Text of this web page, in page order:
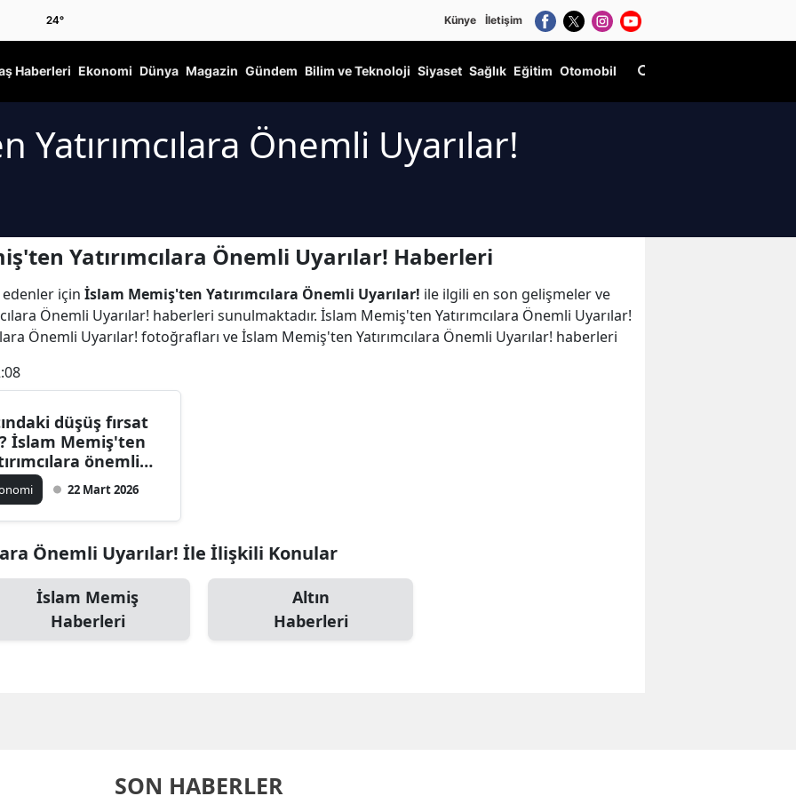
24° Künye İletişim
Haberleri Ekonomi Dünya Magazin Gündem Bilim ve Teknoloji Siyaset Sağlık Eğitim Otomobil
Önemli Uyarılar!
Yatırımcılara Önemli Uyarılar! Haberleri
için İslam Memiş'ten Yatırımcılara Önemli Uyarılar! ile ilgili en son gelişmeler ve
Önemli Uyarılar! haberleri sunulmaktadır. İslam Memiş'ten Yatırımcılara Önemli Uyarılar!
Önemli Uyarılar! fotoğrafları ve İslam Memiş'ten Yatırımcılara Önemli Uyarılar! haberleri
düşüş fırsat
İslam Memiş'ten
önemli
22 Mart 2026
Önemli Uyarılar! İle İlişkili Konular
İslam Memiş
Haberleri
Altın
Haberleri
SON HABERLER